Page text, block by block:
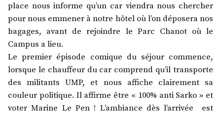
place nous informe qu’un car viendra nous chercher
pour nous emmener à notre hôtel où l’on déposera nos
bagages, avant de rejoindre le Parc Chanot où le
Campus a lieu.
Le premier épisode comique du séjour commence,
lorsque le chauffeur du car comprend qu’il transporte
des militants UMP, et nous affiche clairement sa
couleur politique. Il affirme être « 100% anti Sarko » et
voter Marine Le Pen ! L’ambiance dès l’arrivée est